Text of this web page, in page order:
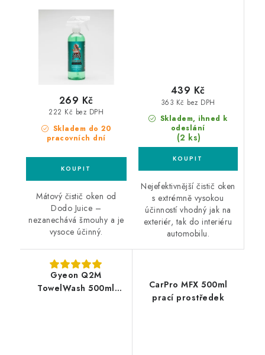
Skladem do 20
pracovních dní
222 Kč bez DPH
269 Kč
Mátový čistič oken od
Dodo Juice –
nezanechává šmouhy a je
vysoce účinný.
Skladem, ihned k
odeslání
(2 ks)
363 Kč bez DPH
439 Kč
Nejefektivnější čistič oken
s extrémně vysokou
účinností vhodný jak na
exteriér, tak do interiéru
automobilu.
Gyeon Q2M
TowelWash 500ml
CarPro MFX 500ml
prací prostředek